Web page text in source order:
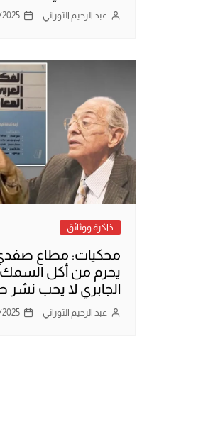
عبد الرحيم التوراني
ذاكرة ووثائق
محكيات: مطاع صفدي
يحرم من أكل
الجابري لا يحب
عبد الرحيم التوراني